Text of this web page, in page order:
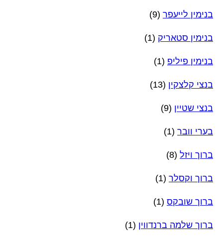
בנימין לייעפר (9)
בנימין סטאריק (1)
בנימין פיליפ (1)
בנצי קלצקין (13)
בנצי שטיין (9)
בערי וובר (1)
ברוך ויזל (8)
ברוך וקסלר (1)
ברוך שובקס (1)
ברוך שלמה ברנדווין (1)